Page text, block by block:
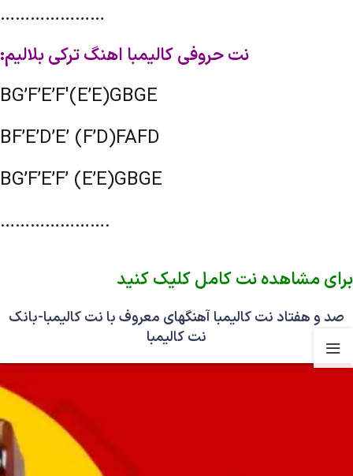
…………………
نت حروفی کالیمبا اهنگ ترکی بلالیم:
BG’F’E’F'(E’E)GBGE
BF’E’D’E’ (F’D)FAFD
BG’F’E’F’ (E’E)GBGE
………………….
برای مشاهده نت کامل کلیک کنید
صد و هفتاد نت کالیمبا آهنگهای معروف با نت کالیمبا-بانک
نت کالیمبا